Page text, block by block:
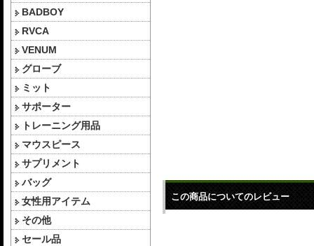
BADBOY
RVCA
VENUM
グローブ
ミット
サポーター
トレーニング用品
マウスピース
サプリメント
バッグ
女性用アイテム
その他
セール品
この商品についてのレビュー